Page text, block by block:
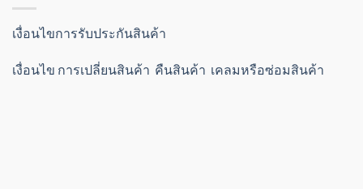
เงื่อนไขการรับประกันสินค้า
เงื่อนไข การเปลี่ยนสินค้า คืนสินค้า เคลมหรือซ่อมสินค้า